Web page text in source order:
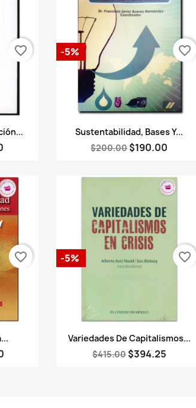
favorite_border
Vista rápida
Sustentabilidad, Bases Y...
$200.00$190.00
-5% favorite_border
favorite_border
Vista rápida
Variedades De Capitalismos...
$415.00 $394.25
-5% favorite_border